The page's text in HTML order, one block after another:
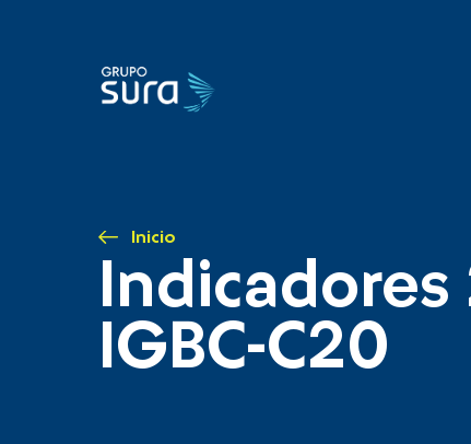
Inicio
IGBC-C20